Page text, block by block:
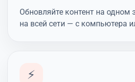
Обновляйте контент на одном
на всей сети — с компьютера
⚡